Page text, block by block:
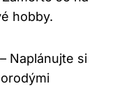
hobby.
Naplánujte si